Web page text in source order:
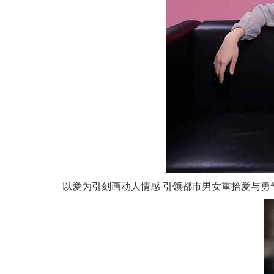
以爱为引刻画动人情感 引领都市男女重拾爱与勇